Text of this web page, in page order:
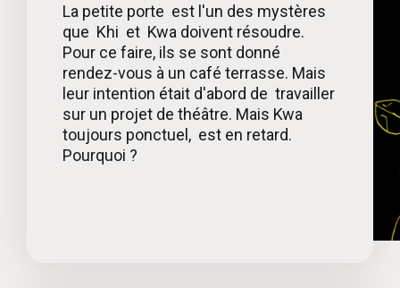
La petite porte est l'un des mystères
que Khi et Kwa doivent résoudre.
Pour ce faire, ils se sont donné
rendez-vous à un café terrasse. Mais
leur intention était d'abord de travailler
sur un projet de théâtre. Mais Kwa
toujours ponctuel, est en retard.
Pourquoi ?